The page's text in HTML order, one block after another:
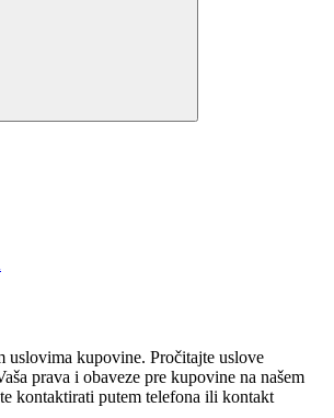
uslovima kupovine. Pročitajte uslove
prava i obaveze pre kupovine na našem
kontaktirati putem telefona ili kontakt